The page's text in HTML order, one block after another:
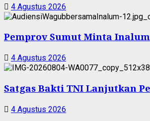
4 Agustus 2026
Pemprov Sumut Minta
4 Agustus 2026
Satgas Bakti TNI Lanjutkan
4 Agustus 2026